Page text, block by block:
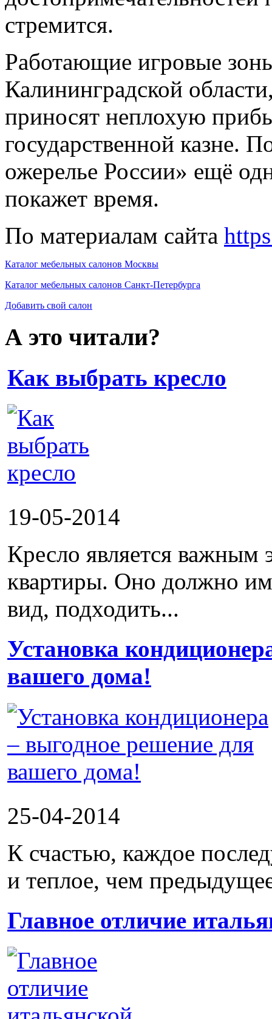
стремится.
Работающие игровые
Калининградской
приносят неплохую
государственной казне.
ожерелье России» ещё
покажет время.
По материалам сайта
Каталог мебельных салонов Москвы
Каталог мебельных салонов Санкт-Петербурга
Добавить свой салон
А это читали?
Как выбрать кресло
19-05-2014
Кресло является важным
квартиры. Оно должно
вид, подходить...
Установка
вашего дома!
25-04-2014
К счастью, каждое
и теплое, чем
Главное отличие